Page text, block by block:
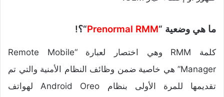
ما هي وضعية “Prenormal RMM“؟!
كلمة RMM وهي اختصار لعبارة “Remote Mobile
Manager” هي خاصية ضمن وظائف النظام الأمنية والتي تم
تقديمها للمرة الأولى بنظام Android Oreo لهواتف